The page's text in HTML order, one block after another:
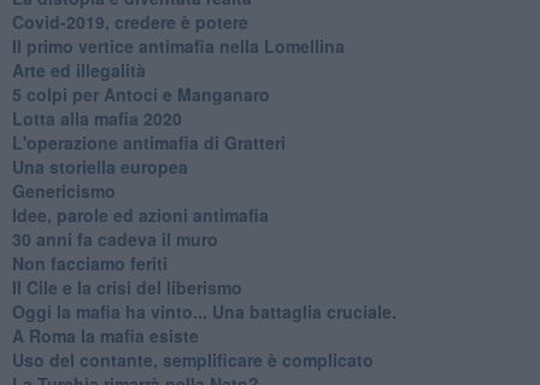
Covid-2019, credere è potere
Il primo vertice antimafia nella Lomellina
Arte ed illegalità
​5 colpi per Antoci e Manganaro
Lotta alla mafia 2020
L'operazione antimafia di Gratteri
Una storiella europea
Genericismo
Idee, parole ed azioni antimafia
30 anni fa cadeva il muro
Non facciamo feriti
Il Cile e la crisi del liberismo
Oggi la mafia ha vinto... Una battaglia cruciale.
A Roma la mafia esiste
Uso del contante, semplificare è complicato